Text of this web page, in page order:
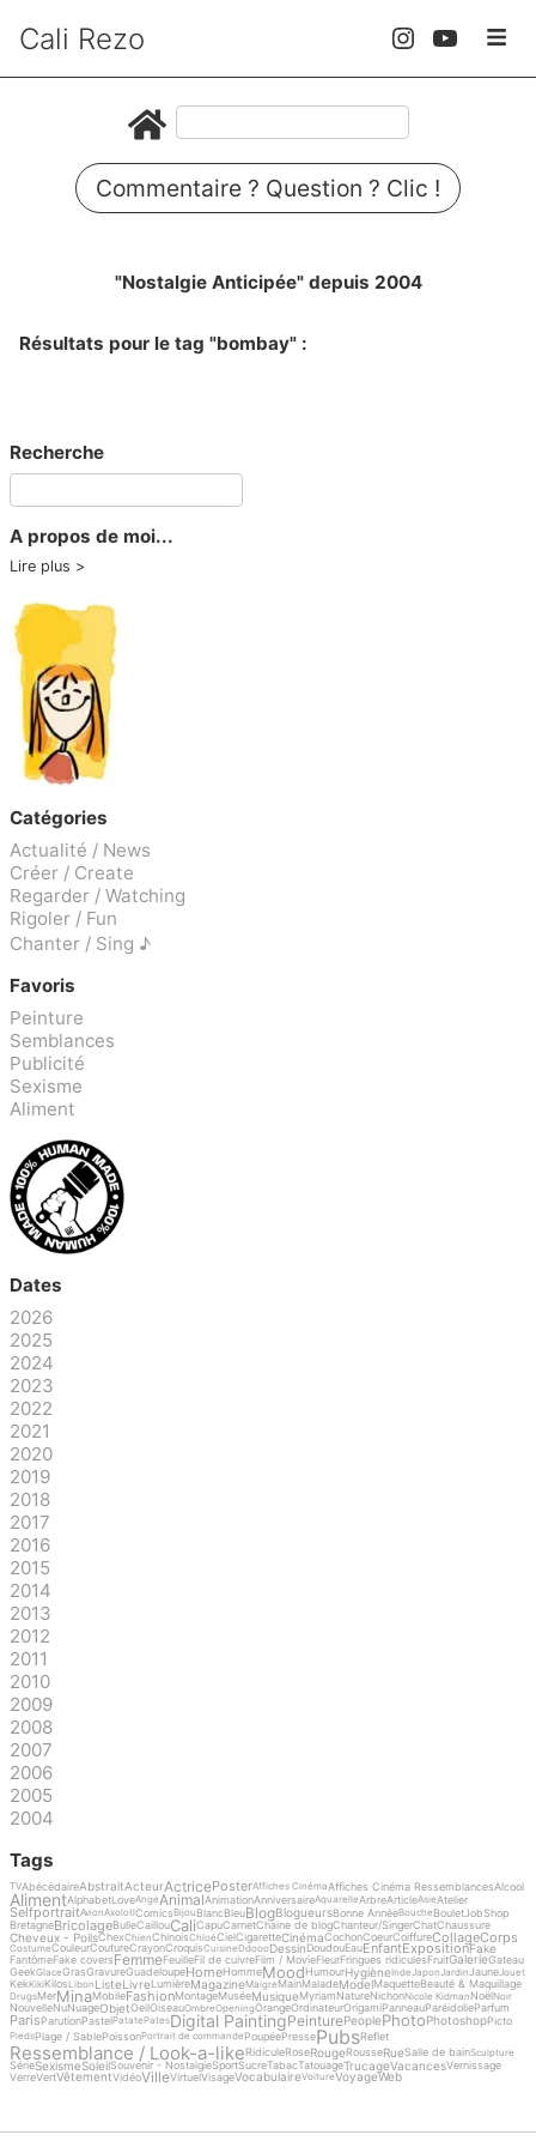
Cali Rezo
Commentaire ? Question ? Clic !
"Nostalgie Anticipée" depuis 2004
Résultats pour le tag "bombay" :
Recherche
A propos de moi...
Lire plus
Catégories
Actualité / News
Créer / Create
Regarder / Watching
Rigoler / Fun
Chanter / Sing ♪
Favoris
Peinture
Semblances
Publicité
Sexisme
Aliment
Dates
2026
2025
2024
2023
2022
2021
2020
2019
2018
2017
2016
2015
2014
2013
2012
2011
2010
2009
2008
2007
2006
2005
2004
Tags
TVAbécédaireAbstraitActeurActricePosterAffiches CinémaAffiches Cinéma RessemblancesAlcool
AlimentAlphabetLoveAnge AnimalAnimationAnniversaireAquarelleArbreArticleAsieAtelier
SelfportraitAvionAxolotlComicsBijou BlancBleuBlogBlogueursBonne AnnéeBouche BouletJobShop
BretagneBricolageBulleCaillouCaliCapuCarnetChaine de blogChanteur/SingerChatChaussure
Cheveux - PoilsChexChienChinoisChloéCielCigaretteCinémaCochonCoeurCoiffureCollageCorps
CostumeCouleurCoutureCrayonCroquisCuisineDdoooDessinDoudouEauEnfantExpositionFake
FantômeFake coversFemmeFeuilleFil de cuivreFilm / MovieFleurFringues ridiculesFruitGalerieGateau
GeekGlaceGrasGravureGuadeloupeHomeHommeMoodHumourHygièneInde Japon JardinJaune Jouet
KekKikiKilosLibon ListeLivreLumièreMagazineMaigre MainMaladeModelMaquetteBeauté & Maquillage
DrugsMerMinaMobileFashionMontageMuséeMusiqueMyriamNatureNichonNicole Kidman NoëlNoir
NouvelleNuNuageObjetOeilOiseauOmbreOpeningOrangeOrdinateurOrigamiPanneauParéidolieParfum
ParisParutionPastelPatatePatesDigital PaintingPeinturePeoplePhotoPhotoshopPicto
PiedsPlage / SablePoissonPortrait de commande PoupéePressePubsReflet
Ressemblance / Look-a-likeRidiculeRoseRougeRousseRueSalle de bainSculpture
SérieSexismeSoleilSouvenir - NostalgieSportSucreTabacTatouageTrucageVacancesVernissage
VerreVertVêtementVidéoVilleVirtuelVisageVocabulaireVoitureVoyageWeb